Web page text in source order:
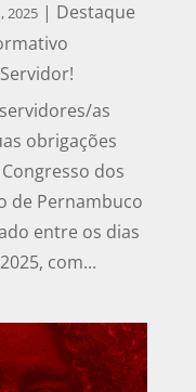
2025| Destaque
as
obrigações
dos
de Pernambuco
entre os dias
com...